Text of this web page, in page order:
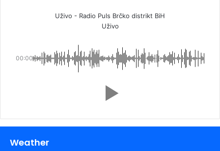
Uživo - Radio Puls Brčko distrikt BiH
Uživo
00:00
Weather